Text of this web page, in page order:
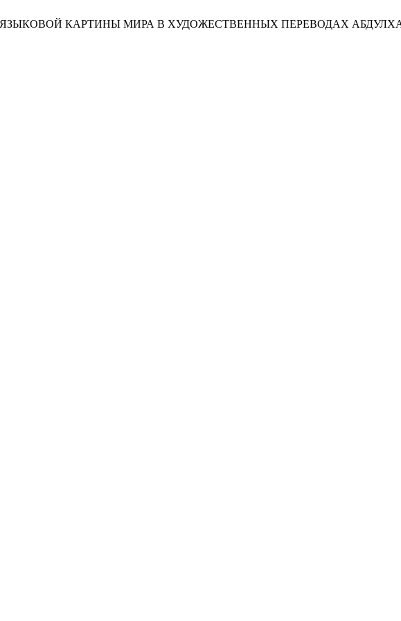
ЯЗЫКОВОЙ КАРТИНЫ МИРА В ХУДОЖЕСТВЕННЫХ ПЕРЕВОДАХ